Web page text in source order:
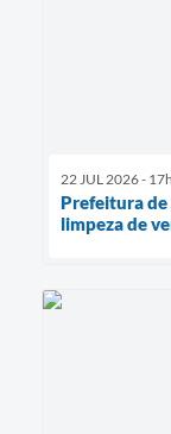
22 JUL 2026 -
Prefeitura de
limpeza de